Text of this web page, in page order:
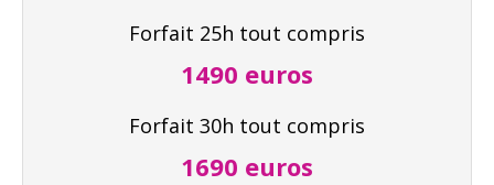
Forfait 25h tout compris
1490 euros
Forfait 30h tout compris
1690 euros